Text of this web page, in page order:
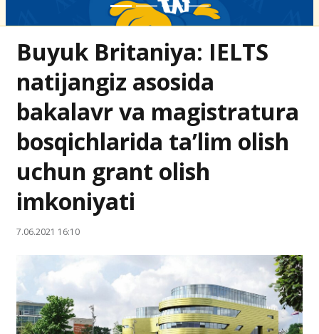
Buyuk Britaniya: IELTS
natijangiz asosida
bakalavr va magistratura
bosqichlarida ta’lim olish
uchun grant olish
imkoniyati
7.06.2021 16:10